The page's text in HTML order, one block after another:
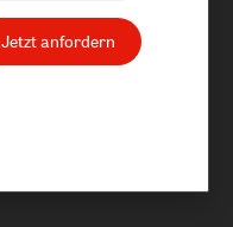
Jetzt anfordern